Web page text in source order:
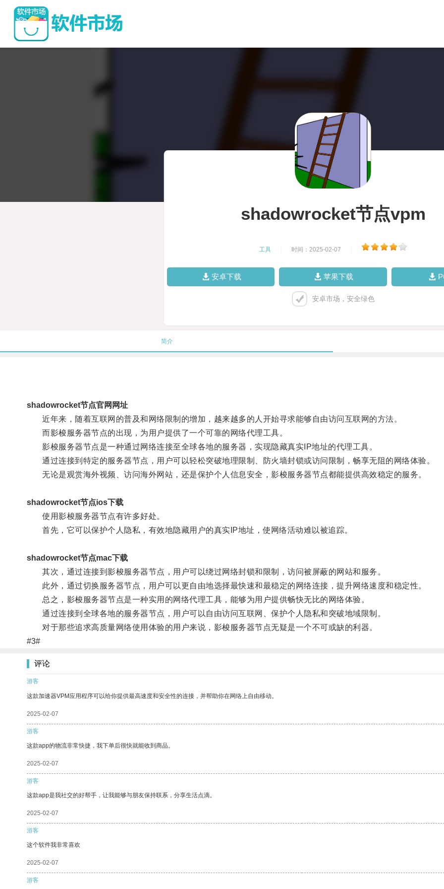
shadowrocket节点vpm
工具 时间：2025-02-07
安卓下载 苹果下载
安卓市场，安全绿色
简介
shadowrocket节点官网网址
近年来，随着互联网的普及和网络限制的增加，越来越多的人开始寻求能够自由访问互联网的方法。
而影梭服务器节点的出现，为用户提供了一个可靠的网络代理工具。
影梭服务器节点是一种通过网络连接至全球各地的服务器，实现隐藏真实IP地址的代理工具。
通过连接到特定的服务器节点，用户可以轻松突破地理限制、防火墙封锁或访问限制，畅享无阻的网络体验。
无论是观赏海外视频、访问海外网站，还是保护个人信息安全，影梭服务器节点都能提供高效稳定的服务。
shadowrocket节点ios下载
使用影梭服务器节点有许多好处。
首先，它可以保护个人隐私，有效地隐藏用户的真实IP地址，使网络活动难以被追踪。
shadowrocket节点mac下载
其次，通过连接到影梭服务器节点，用户可以绕过网络封锁和限制，访问被屏蔽的网站和服务。
此外，通过切换服务器节点，用户可以更自由地选择最快速和最稳定的网络连接，提升网络速度和稳定性。
总之，影梭服务器节点是一种实用的网络代理工具，能够为用户提供畅快无比的网络体验。
通过连接到全球各地的服务器节点，用户可以自由访问互联网、保护个人隐私和突破地域限制。
对于那些追求高质量网络使用体验的用户来说，影梭服务器节点无疑是一个不可或缺的利器。
#3#
评论
游客
这款加速器VPM应用程序可以给你提供最高速度和安全性的连接，并帮助你在网络上自由移动。
2025-02-07
游客
这款app的物流非常快捷，我下单后很快就能收到商品。
2025-02-07
游客
这款app是我社交的好帮手，让我能够与朋友保持联系，分享生活点滴。
2025-02-07
游客
这个软件我非常喜欢
2025-02-07
游客